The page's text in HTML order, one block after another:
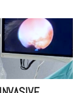
Morgane
GRIEZMANN,
étudiante
IBODE »